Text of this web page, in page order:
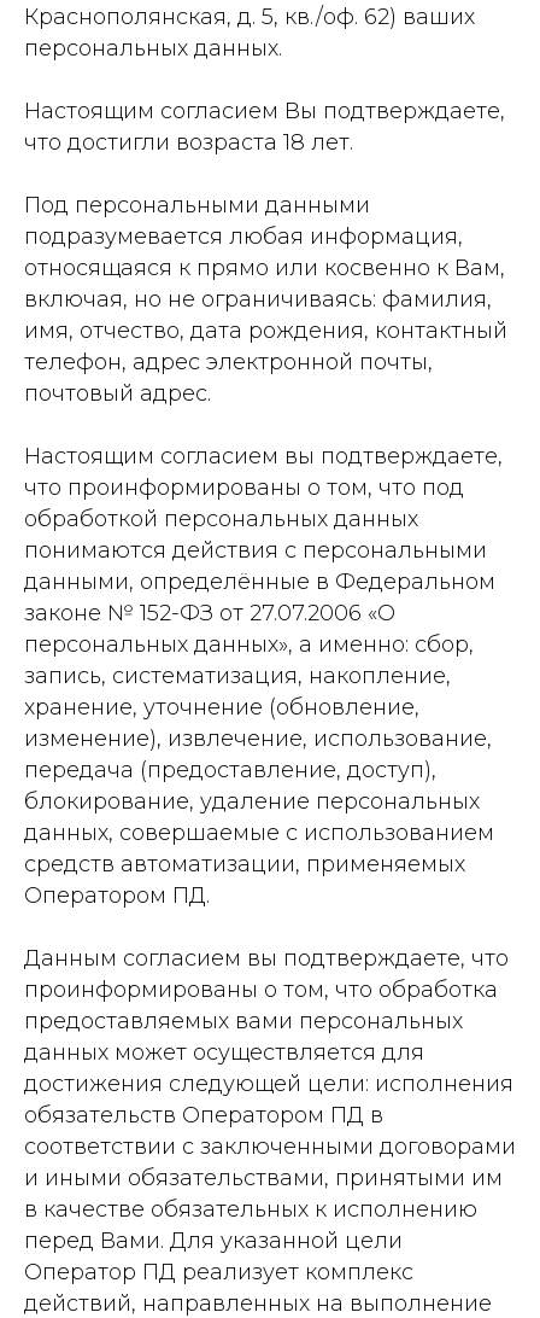
Краснополянская, д. 5, кв./оф. 62) ваших
персональных данных.
Настоящим согласием Вы подтверждаете,
что достигли возраста 18 лет.
Под персональными данными
подразумевается любая информация,
относящаяся к прямо или косвенно к Вам,
включая, но не ограничиваясь: фамилия,
имя, отчество, дата рождения, контактный
телефон, адрес электронной почты,
почтовый адрес.
Настоящим согласием вы подтверждаете,
что проинформированы о том, что под
обработкой персональных данных
понимаются действия с персональными
данными, определённые в Федеральном
законе № 152-ФЗ от 27.07.2006 «О
персональных данных», а именно: сбор,
запись, систематизация, накопление,
хранение, уточнение (обновление,
изменение), извлечение, использование,
передача (предоставление, доступ),
блокирование, удаление персональных
данных, совершаемые с использованием
средств автоматизации, применяемых
Оператором ПД.
Данным согласием вы подтверждаете, что
проинформированы о том, что обработка
предоставляемых вами персональных
данных может осуществляется для
достижения следующей цели: исполнения
обязательств Оператором ПД в
соответствии с заключенными договорами
и иными обязательствами, принятыми им
в качестве обязательных к исполнению
перед Вами. Для указанной цели
Оператор ПД реализует комплекс
действий, направленных на выполнение